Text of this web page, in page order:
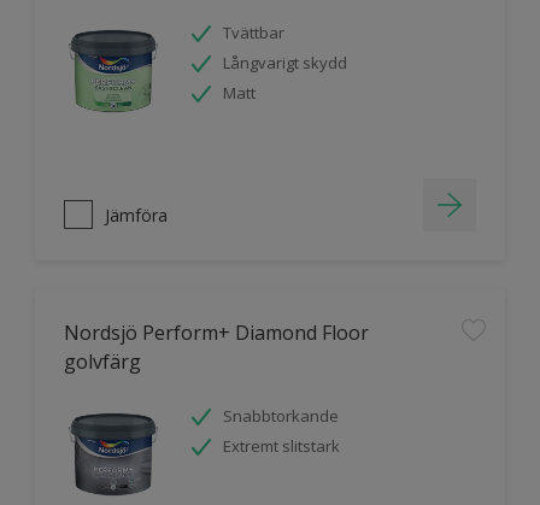
Tvättbar
Långvarigt skydd
Matt
Jämföra
Nordsjö Perform+ Diamond Floor
golvfärg
Snabbtorkande
Extremt slitstark